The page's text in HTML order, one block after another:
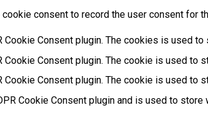
consent to record the user consent for
Cookie Consent plugin. The cookies is used
Consent plugin. The cookie is used to
Cookie Consent plugin. The cookie is used
Cookie Consent plugin and is used to